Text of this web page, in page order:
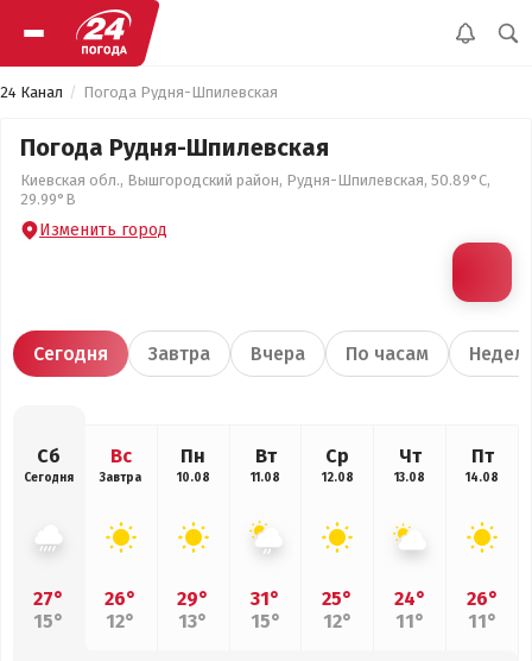
24 Канал Погода Рудня-Шпилевская
Погода Рудня-Шпилевская
Киевская обл., Вышгородский район, Рудня-Шпилевская, 50.89°С,
29.99°В
Изменить город
Сегодня Завтра Вчера По часам
Сб
Сегодня
27°
15°
Вс
Завтра
26°
12°
Пн
10.08
29°
13°
Вт
11.08
31°
15°
Ср
12.08
25°
12°
Чт
13.08
24°
11°
Пт
14.08
26°
11°